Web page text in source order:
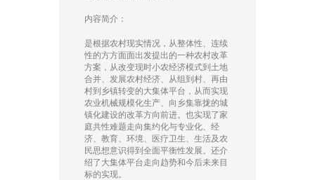
内容简介：
是根据农村现实情况，从整体性、连续
性的方方面面出发提出的一种农村改革
方案，从改变现时小农经济模式到土地
合并、发展农村经济、从组到村、再由
村到乡镇转变的大集体平台，从而实现
农业机械规模化生产、向乡集靠拢的城
镇化建设的改革方向前进。也实现了家
庭共性难题走向集约化与专业化、经
济、教育、环境、医疗卫生、生活及农
民思想意识得到全面平衡性发展。还介
绍了大集体平台走向趋势和今后未来目
标的实现。